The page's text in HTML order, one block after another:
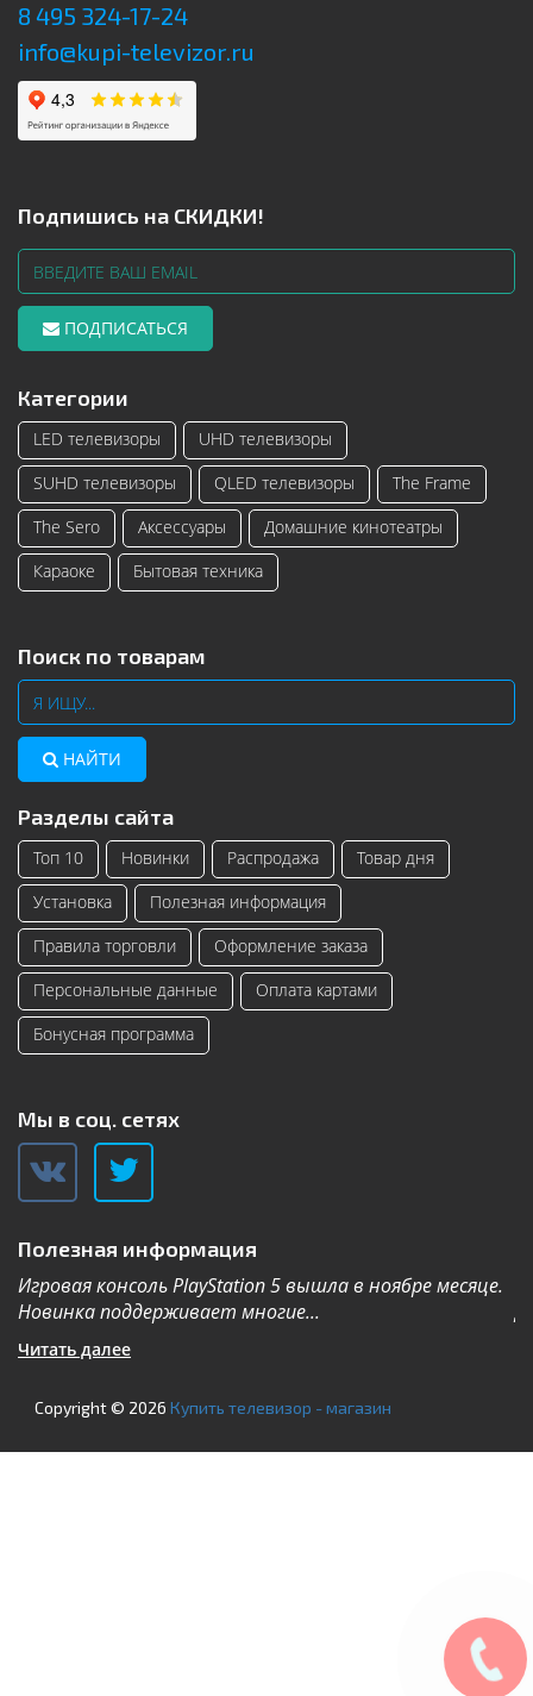
8 495 324-17-24
info@kupi-televizor.ru
Подпишись на СКИДКИ!
ПОДПИСАТЬСЯ
Категории
LED телевизоры
UHD телевизоры
SUHD телевизоры
QLED телевизоры
The Frame
The Sero
Аксессуары
Домашние кинотеатры
Караоке
Бытовая техника
Поиск по товарам
НАЙТИ
Разделы сайта
Топ 10 Новинки Распродажа
Товар дня
Установка
Полезная информация
Правила торговли
Оформление заказа
Персональные данные
Оплата картами
Бонусная программа
Мы в соц. сетях
Полезная информация
Игровая консоль PlayStation 5 вышла в ноябре месяце.
Новинка поддерживает многие...
Читать далее
Copyright © 2026 Купить телевизор - магазин